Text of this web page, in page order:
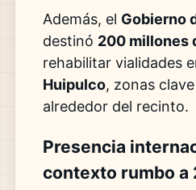
Además, el Gobierno
destinó 200 millones
rehabilitar vialidades
Huipulco, zonas
alrededor del recinto.
Presencia
contexto rumbo a